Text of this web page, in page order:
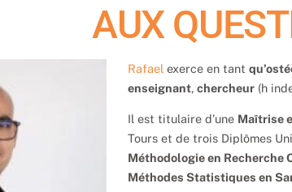
AUX
Rafael exerce en tant
enseignant,chercheur (h
Il est titulaire d’une Maîtrise
Tours et de trois Diplômes
Méthodologie en Recherche
Méthodes Statistiques en